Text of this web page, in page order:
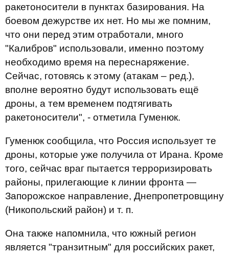
ракетоносители в пунктах базирования. На
боевом дежурстве их нет. Но мы же помним,
что они перед этим отработали, много
"Калибров" использовали, именно поэтому
необходимо время на переснаряжение.
Сейчас, готовясь к этому (атакам – ред.),
вполне вероятно будут использовать ещё
дроны, а тем временем подтягивать
ракетоносители", - отметила Гуменюк.
Гуменюк сообщила, что Россия использует те
дроны, которые уже получила от Ирана. Кроме
того, сейчас враг пытается терроризировать
районы, прилегающие к линии фронта —
Запорожское направление, Днепропетровщину
(Никопольский район) и т. п.
Она также напомнила, что южный регион
является "транзитным" для российских ракет,